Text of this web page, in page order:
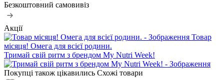
Безкоштовний самовивіз
Акції
Товар
місяця! Омега для всієї родини.
Тримай свій ритм з брендом My Nutri Week!
Покупці також цікавились Схожі товари